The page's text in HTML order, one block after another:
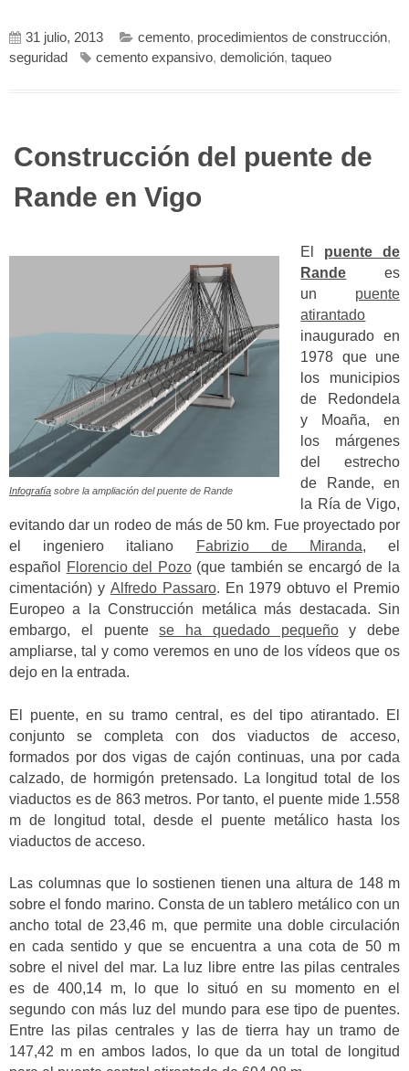
31 julio, 2013 cemento, procedimientos de construcción,
seguridad
cemento expansivo, demolición, taqueo
Construcción del puente de
Rande en Vigo
Infografía sobre la ampliación del puente de Rande
El puente de
Rande es
un puente
atirantado
inaugurado en
1978 que une
los municipios
de Redondela
y Moaña, en
los márgenes
del estrecho
de Rande, en
la Ría de Vigo,
evitando dar un rodeo de más de 50 km. Fue proyectado por
el ingeniero italiano
Fabrizio de Miranda, el
español
Florencio del Pozo(que también se encargó de la
cimentación) y Alfredo Passaro. En 1979 obtuvo el Premio
Europeo a la Construcción metálica más destacada. Sin
embargo, el puentese ha quedado pequeñoy debe
ampliarse, tal y como veremos en uno de los vídeos que os
dejo en la entrada.
El puente, en su tramo central, es del tipo atirantado. El
conjunto se completa con dos viaductos de acceso,
formados por dos vigas de cajón continuas, una por cada
calzado, de hormigón pretensado. La longitud total de los
viaductos es de 863 metros. Por tanto, el puente mide 1.558
m de longitud total, desde el puente metálico hasta los
viaductos de acceso.
Las columnas que lo sostienen tienen una altura de 148 m
sobre el fondo marino. Consta de un tablero metálico con un
ancho total de 23,46 m, que permite una doble circulación
en cada sentido y que se encuentra a una cota de 50 m
sobre el nivel del mar. La luz libre entre las pilas centrales
es de 400,14 m, lo que lo situó en su momento en el
segundo con más luz del mundo para ese tipo de puentes.
Entre las pilas centrales y las de tierra hay un tramo de
147,42 m en ambos lados, lo que da un total de longitud